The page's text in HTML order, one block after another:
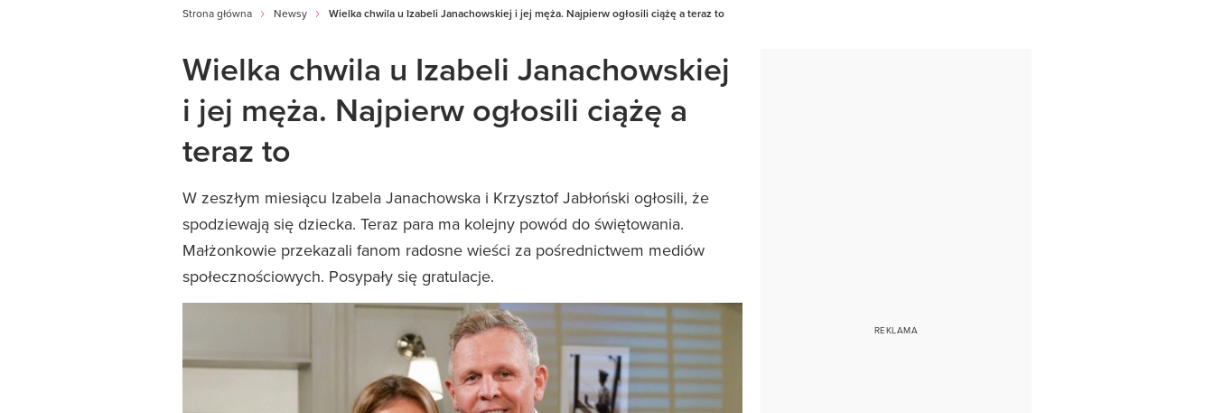
Strona główna Newsy Wielka chwila u Izabeli Janachowskiej i jej męża. Najpierw ogłosili ciążę a teraz to
Wielka chwila u Izabeli Janachowskiej
i jej męża. Najpierw ogłosili ciążę a
teraz to
W zeszłym miesiącu Izabela Janachowska i Krzysztof Jabłoński ogłosili, że
spodziewają się dziecka. Teraz para ma kolejny powód do świętowania.
Małżonkowie przekazali fanom radosne wieści za pośrednictwem mediów
społecznościowych. Posypały się gratulacje.